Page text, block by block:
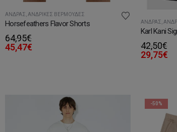
ΆΝΔΡΑΣ ΑΝΔΡΙΚΈΣ ΒΕΡΜΟΎΔΕΣ
Horsefeathers Flavor Shorts
64,95€
45,47€
ΆΝΔΡΑΣ
Karl Kani
42,50€
29,75€
-50%